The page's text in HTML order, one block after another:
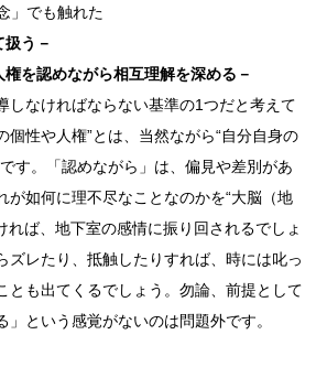
」でも触れた
う－
を認めながら相互理解を深める－
しなければならない基準の1つだと考えて
個性や人権”とは、当然ながら“自分自身の
す。「認めながら」は、偏見や差別があ
が如何に理不尽なことなのかを“大脳（地
れば、地下室の感情に振り回されるでしょ
ズレたり、抵触したりすれば、時には叱っ
とも出てくるでしょう。勿論、前提として
」という感覚がないのは問題外です。